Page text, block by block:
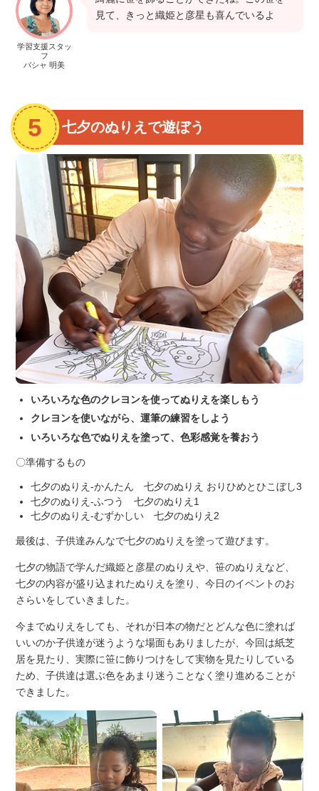
学習支援スタッ
フ
バシャ 明美
見て、きっと織姫と彦星も喜んでいるよ
七夕のぬりえで遊ぼう
いろいろな色のクレヨンを使ってぬりえを楽しもう
クレヨンを使いながら、運筆の練習をしよう
いろいろな色でぬりえを塗って、色彩感覚を養おう
〇準備するもの
七夕のぬりえ-かんたん 七夕のぬりえ おりひめとひこぼし3
七夕のぬりえ-ふつう 七夕のぬりえ1
七夕のぬりえ-むずかしい 七夕のぬりえ2
最後は、子供達みんなで七夕のぬりえを塗って遊びます。
七夕の物語で学んだ織姫と彦星のぬりえや、笹のぬりえなど、
七夕の内容が盛り込まれたぬりえを塗り、今日のイベントのお
さらいをしていきました。
今までぬりえをしても、それが日本の物だとどんな色に塗れば
いいのか子供達が迷うような場面もありましたが、今回は紙芝
居を見たり、実際に笹に飾りつけをして実物を見たりしている
ため、子供達は選ぶ色をあまり迷うことなく塗り進めることが
できました。